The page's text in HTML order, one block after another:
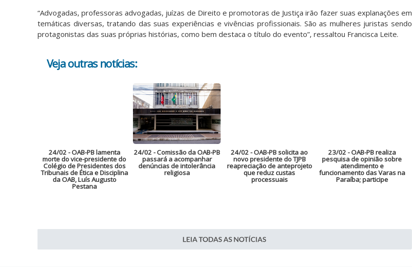
“Advogadas, professoras advogadas, juízas de Direito e promotoras de Justiça irão fazer suas explanações em
temáticas diversas, tratando das suas experiências e vivências profissionais. São as mulheres juristas sendo
protagonistas das suas próprias histórias, como bem destaca o título do evento”, ressaltou Francisca Leite.
Veja outras notícias:
24/02 - OAB-PB lamenta
morte do vice-presidente do
Colégio de Presidentes dos
Tribunais de Ética e Disciplina
da OAB, Luís Augusto
Pestana
24/02 - Comissão da OAB-PB
passará a acompanhar
denúncias de intolerância
religiosa
24/02 - OAB-PB solicita ao
novo presidente do TJPB
reapreciação de anteprojeto
que reduz custas
processuais
23/02 - OAB-PB realiza
pesquisa de opinião sobre
atendimento e
funcionamento das Varas na
Paraíba; participe